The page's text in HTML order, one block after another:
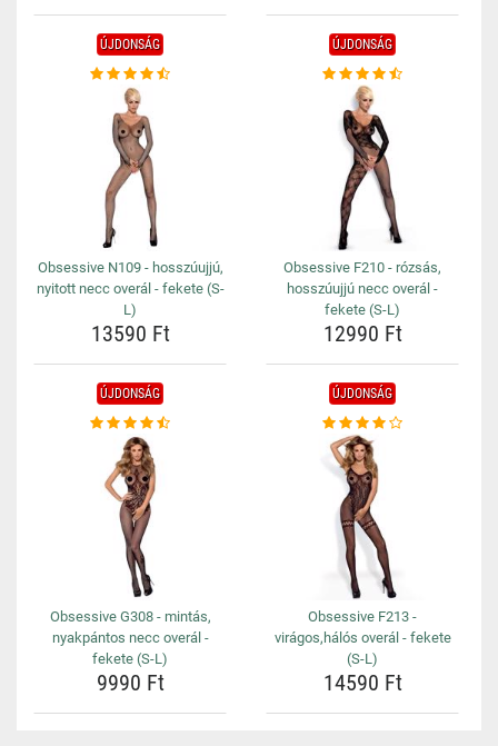
ÚJDONSÁG
Obsessive N109 - hosszúujjú,
nyitott necc overál - fekete (S-
L)
13590 Ft
ÚJDONSÁG
Obsessive F210 - rózsás,
hosszúujjú necc overál -
fekete (S-L)
12990 Ft
ÚJDONSÁG
Obsessive G308 - mintás,
nyakpántos necc overál -
fekete (S-L)
9990 Ft
ÚJDONSÁG
Obsessive F213 -
virágos,hálós overál - fekete
(S-L)
14590 Ft